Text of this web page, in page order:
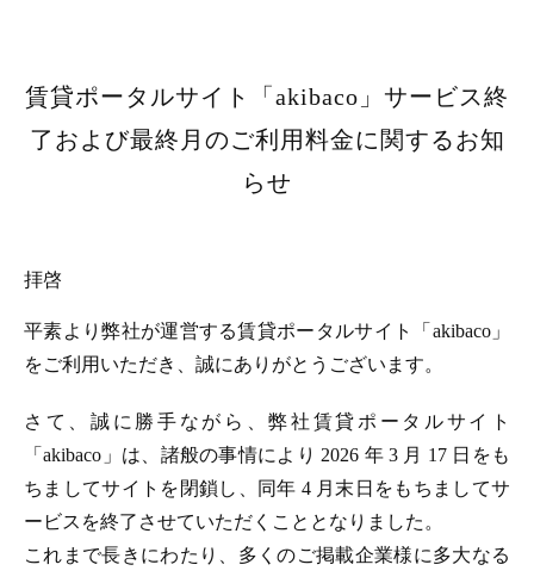
賃貸ポータルサイト「akibaco」サービス終
了および最終月のご利用料金に関するお知
らせ
拝啓
平素より弊社が運営する賃貸ポータルサイト「akibaco」
をご利用いただき、誠にありがとうございます。
さて、誠に勝手ながら、弊社賃貸ポータルサイト
「akibaco」は、諸般の事情により 2026 年 3 月 17 日をも
ちましてサイトを閉鎖し、同年 4 月末日をもちましてサ
ービスを終了させていただくこととなりました。
これまで長きにわたり、多くのご掲載企業様に多大なる